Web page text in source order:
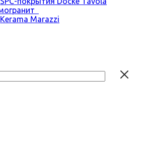
Kerama Marazzi